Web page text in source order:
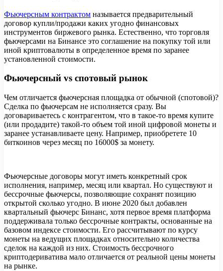
Фьючерсным контрактом называется предварительный
договор купли/продажи каких угодно финансовых
инструментов биржевого рынка. Естественно, что торговля
фьючерсами на Бинансе это соглашение на покупку той или
иной криптовалюты в определенное время по заранее
установленной стоимости.
Фьючерсный vs спотовый рынок
Чем отличается фьючерсная площадка от обычной (спотовой)?
Сделка по фьючерсам не исполняется сразу. Вы
договариваетесь с контрагентом, что в такое-то время купите
(или продадите) такой-то объем той иной цифровой монеты и
заранее устанавливаете цену. Например, приобретете 10
биткоинов через месяц по 16000$ за монету.
Фьючерсные договоры могут иметь конкретный срок
исполнения, например, месяц или квартал. Но существуют и
бессрочные фьючерсы, позволяющие сохранят позицию
открытой сколько угодно. В июне 2020 был добавлен
квартальный фьючерс Бинанс, хотя первое время платформа
поддерживала только бессрочные контракты, основанные на
базовом индексе стоимости. Его рассчитывают по курсу
монеты на ведущих площадках относительно количества
сделок на каждой из них. Стоимость бессрочного
криптодериватива мало отличается от реальной цены монеты
на рынке.